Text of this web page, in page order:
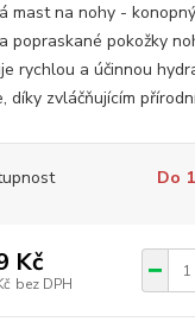
mast na nohy -
popraskané pokožky
rychlou a účinnou
díky zvláčňujícím
Do
Kč
bez DPH